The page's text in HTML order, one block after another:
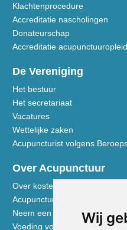
Wij
Klachtenprocedure
Accreditatie nascholingen
Donateurschap
Accreditatie
De Vereniging
Het bestuur
Het secretariaat
Vacatures
Wettelijke zaken
Acupuncturist volgens
Over Acupunctuur
Over kosten en vergoedingen
Acupunctuur toegelicht
Neem een kijkje in de praktijk
Voeding volgens de Vijf